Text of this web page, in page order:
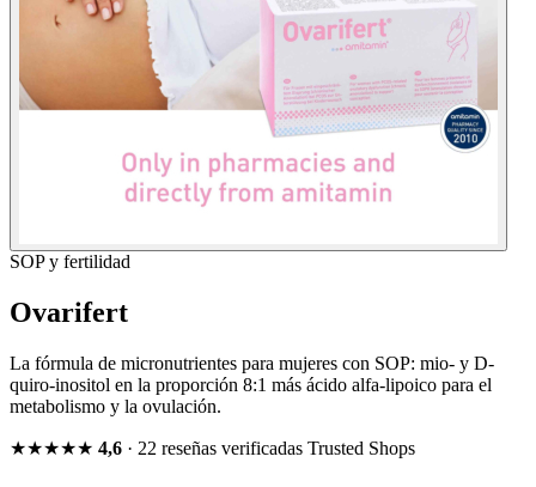
SOP y fertilidad
Ovarifert
La fórmula de micronutrientes para mujeres con SOP: mio- y D-
quiro-inositol en la proporción 8:1 más ácido alfa-lipoico para el
metabolismo y la ovulación.
★★★★★ 4,6 · 22 reseñas verificadas Trusted Shops